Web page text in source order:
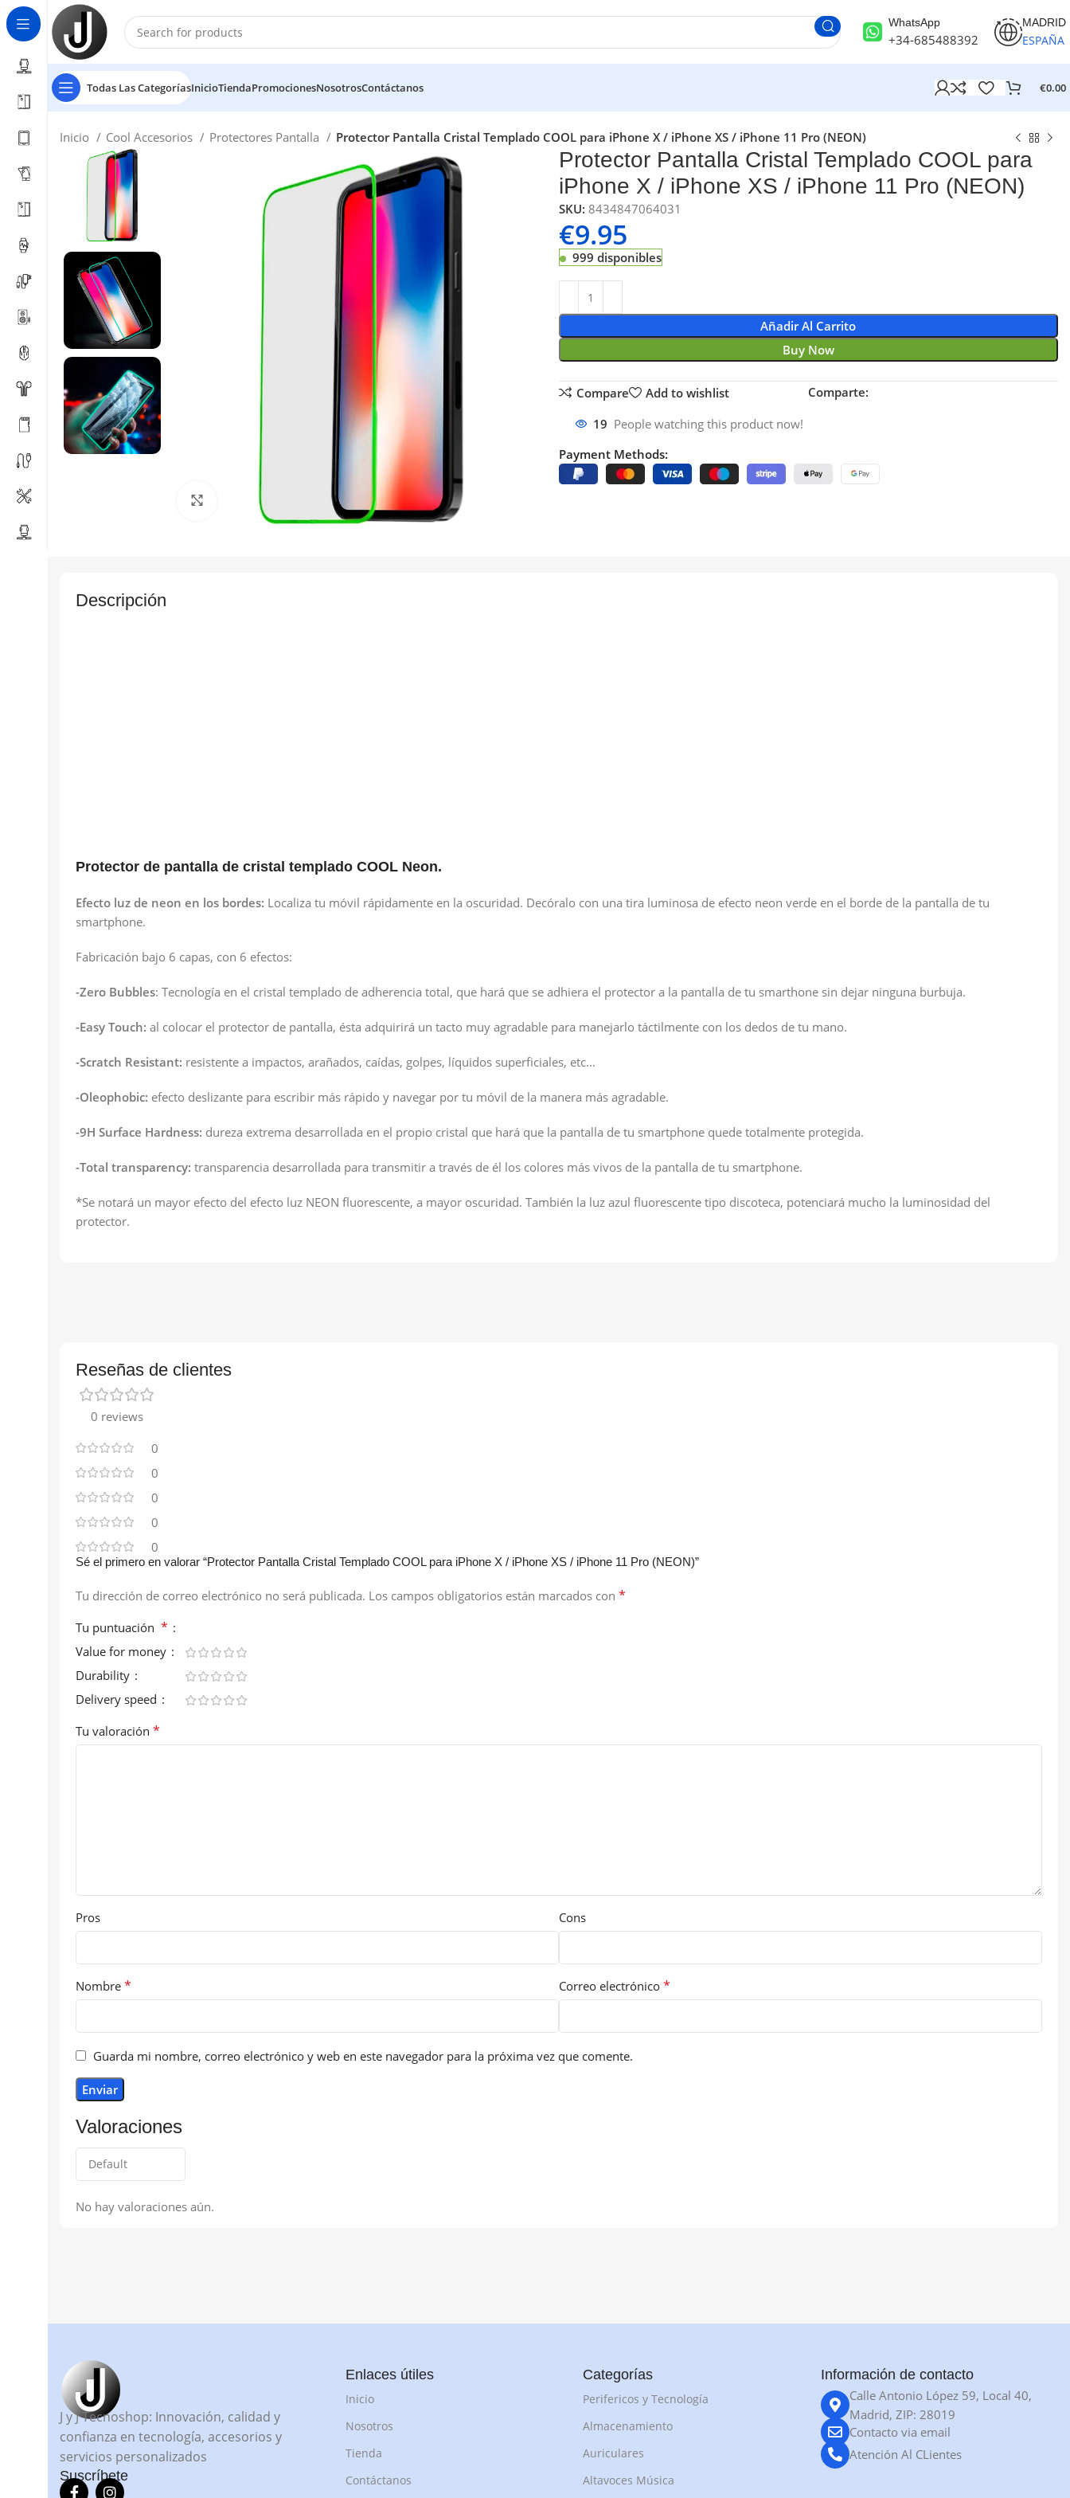
WhatsApp
+34-685488392
MADRID
ESPAÑA
Todas Las CategoríasInicioTiendaPromocionesNosotrosContáctanos €0.00
Inicio Cool Accesorios Protectores Pantalla Protector Pantalla Cristal Templado COOL para iPhone X / iPhone XS / iPhone 11 Pro (NEON)
Click to enlarge
Protector Pantalla Cristal Templado COOL para
iPhone X / iPhone XS / iPhone 11 Pro (NEON)
SKU: 8434847064031
€9.95
999 disponibles
Añadir Al Carrito
Buy Now
Compare Add to wishlist Comparte:
19 People watching this product now!
Payment Methods:
Descripción
Protector de pantalla de cristal templado COOL Neon.
Efecto luz de neon en los bordes: Localiza tu móvil rápidamente en la oscuridad. Decóralo con una tira luminosa de efecto neon verde en el borde de la pantalla de tu
smartphone.
Fabricación bajo 6 capas, con 6 efectos:
-Zero Bubbles: Tecnología en el cristal templado de adherencia total, que hará que se adhiera el protector a la pantalla de tu smarthone sin dejar ninguna burbuja.
-Easy Touch: al colocar el protector de pantalla, ésta adquirirá un tacto muy agradable para manejarlo táctilmente con los dedos de tu mano.
-Scratch Resistant: resistente a impactos, arañados, caídas, golpes, líquidos superficiales, etc…
-Oleophobic: efecto deslizante para escribir más rápido y navegar por tu móvil de la manera más agradable.
-9H Surface Hardness: dureza extrema desarrollada en el propio cristal que hará que la pantalla de tu smartphone quede totalmente protegida.
-Total transparency: transparencia desarrollada para transmitir a través de él los colores más vivos de la pantalla de tu smartphone.
*Se notará un mayor efecto del efecto luz NEON fluorescente, a mayor oscuridad. También la luz azul fluorescente tipo discoteca, potenciará mucho la luminosidad del
protector.
Reseñas de clientes
0 reviews
0
0
0
0
0
Valoraciones
No hay valoraciones aún.
Sé el primero en valorar “Protector Pantalla Cristal Templado COOL para iPhone X / iPhone XS / iPhone 11 Pro (NEON)”
Tu dirección de correo electrónico no será publicada. Los campos obligatorios están marcados con *
Tu puntuación *
Value for money
Durability
Delivery speed
Tu valoración *
Pros Cons
Nombre * Correo electrónico *
Guarda mi nombre, correo electrónico y web en este navegador para la próxima vez que comente.
J y J Tecnoshop: Innovación, calidad y
confianza en tecnología, accesorios y
servicios personalizados
Suscríbete
Enlaces útiles
Inicio
Nosotros
Tienda
Contáctanos
Categorías
Perifericos y Tecnología
Almacenamiento
Auriculares
Altavoces Música
Información de contacto
Calle Antonio López 59, Local 40,
Madrid, ZIP: 28019
Contacto via email
Atención Al CLientes